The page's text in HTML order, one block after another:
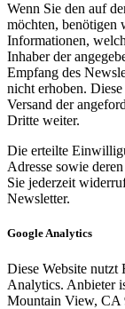
Wenn Sie den auf
möchten, benötigen
Informationen,
Inhaber der
Empfang des
nicht erhoben.
Versand der
Dritte weiter.
Die erteilte
Adresse sowie
Sie jederzeit
Newsletter.
Google Analytics
Diese Website nutzt
Analytics. Anbieter
Mountain View, CA